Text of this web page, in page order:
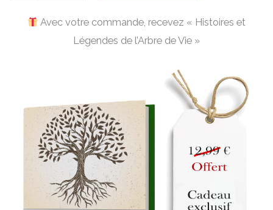
Avec votre commande, recevez « Histoires et
Légendes de l’Arbre de Vie »